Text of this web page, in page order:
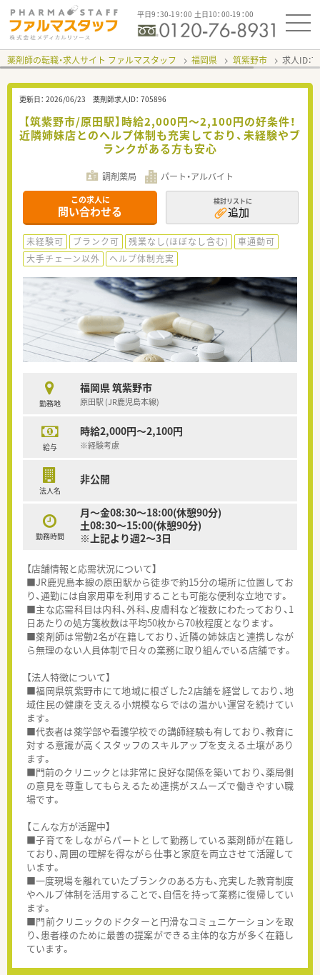
平日9：30-19：00 土日10：00-19：00
薬剤師の転職・求人サイト ファルマスタッフ 福岡県 筑紫野市 求人ID：
更新日： 2026/06/23 薬剤師求人ID： 705896
【筑紫野市/原田駅】時給2,000円〜2,100円の好条件！
近隣姉妹店とのヘルプ体制も充実しており、未経験やブ
ランクがある方も安心
調剤薬局 パート・アルバイト
この求人に
問い合わせる
検討リストに
追加
未経験可 ブランク可 残業なし(ほぼなし含む)
車通勤可
大手チェーン以外
ヘルプ体制充実
勤務地
福岡県 筑紫野市
原田駅 (JR鹿児島本線)
給与
時給2,000円～2,100円
※経験考慮
法人名
非公開
勤務時間
月～金08:30～18:00(休憩90分)
土08:30～15:00(休憩90分)
※上記より週2～3日
【店舗情報と応需状況について】
■JR鹿児島本線の原田駅から徒歩で約15分の場所に位置してお
り、通勤には自家用車を利用することも可能な便利な立地です。
■主な応需科目は内科、外科、皮膚科など複数にわたっており、1
日あたりの処方箋枚数は平均50枚から70枚程度となります。
■薬剤師は常勤2名が在籍しており、近隣の姉妹店と連携しなが
ら無理のない人員体制で日々の業務に取り組んでいる店舗です。
【法人特徴について】
■福岡県筑紫野市にて地域に根ざした2店舗を経営しており、地
域住民の健康を支える小規模ならではの温かい運営を続けてい
ます。
■代表者は薬学部や看護学校での講師経験も有しており、教育に
対する意識が高くスタッフのスキルアップを支える土壌があり
ます。
■門前のクリニックとは非常に良好な関係を築いており、薬局側
の意見を尊重してもらえるため連携がスムーズで働きやすい職
場です。
【こんな方が活躍中】
■子育てをしながらパートとして勤務している薬剤師が在籍し
ており、周囲の理解を得ながら仕事と家庭を両立させて活躍して
います。
■一度現場を離れていたブランクのある方も、充実した教育制度
やヘルプ体制を活用することで、自信を持って業務に復帰してい
ます。
■門前クリニックのドクターと円滑なコミュニケーションを取
り、患者様のために最善の提案ができる主体的な方が多く在籍し
ています。